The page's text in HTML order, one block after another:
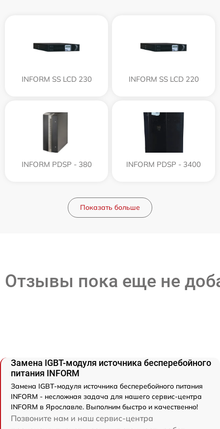
INFORM SS LCD 230 INFORM SS LCD 220
INFORM PDSP - 380 INFORM PDSP - 3400
Показать больше
Отзывы пока еще не
Замена IGBT-модуля источника бесперебойного
питания INFORM
Замена IGBT-модуля источника бесперебойного питания
INFORM - несложная задача для нашего сервис-центра
INFORM в Ярославле. Выполним быстро и качественно!
Позвоните нам и наш сервис-центра